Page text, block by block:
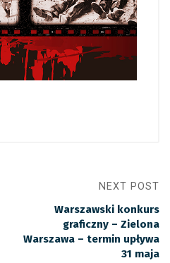
NEXT POST
Warszawski konkurs
graficzny – Zielona
Warszawa – termin upływa
31 maja